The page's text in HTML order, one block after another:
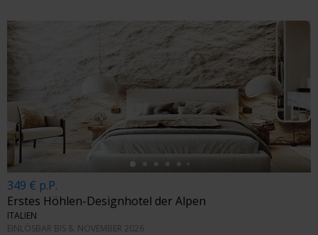
349 € p.P.
Erstes Höhlen-Designhotel der Alpen
ITALIEN
EINLÖSBAR BIS 8. NOVEMBER 2026